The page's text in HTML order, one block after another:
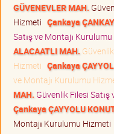
GÜVENEVLER MAH.
Hizmeti Çankaya
Satış ve Montajı
ALACAATLI MAH.
Hizmeti Çankaya
ve Montajı Kurulumu
MAH. Güvenlik Filesi
Çankaya ÇAYYOLU
Montajı Kurulumu Hizmeti